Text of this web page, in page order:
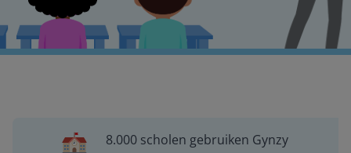
8.000 scholen gebruiken Gynzy